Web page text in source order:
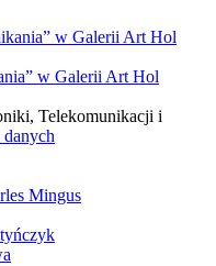
w Galerii Art Hol
Telekomunikacji i
Mingus